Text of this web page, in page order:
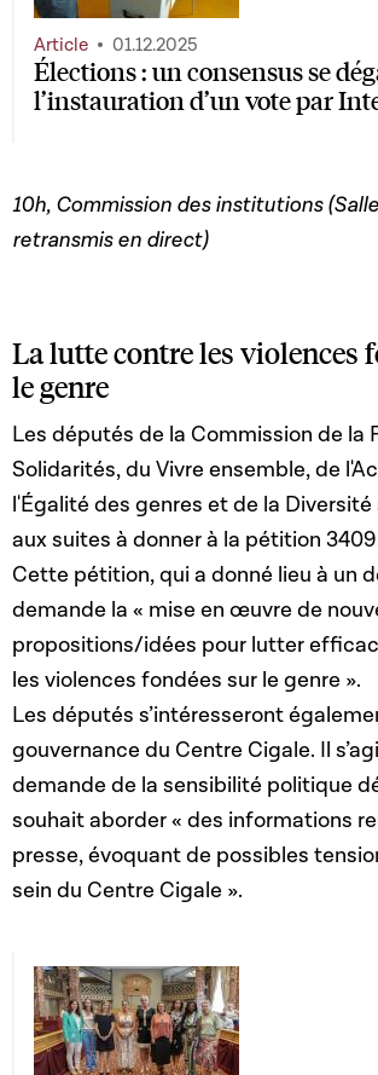
Élections : un consensus se
l’instauration d’un vote par
Article 01.12.2025
10h, Commission des institutions
retransmis en direct)
La lutte contre les violences
le genre
Les députés de la Commission de la
Solidarités, du Vivre ensemble, de
l'Égalité des genres et de la Diversité
aux suites à donner à la pétition
Cette pétition, qui a donné lieu à un
demande la « mise en œuvre de
propositions/idées pour lutter
les violences fondées sur le genre ».
Les députés s’intéresseront
gouvernance du Centre Cigale. Il
demande de la sensibilité politique
souhait aborder « des informations
presse, évoquant de possibles
sein du Centre Cigale ».